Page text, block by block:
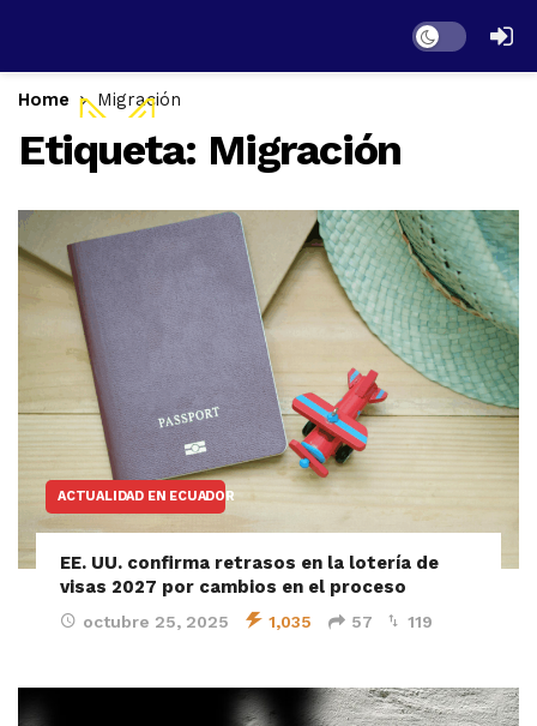
Dark mode
Home Migración
Etiqueta: Migración
ACTUALIDAD EN ECUADOR
EE. UU. confirma retrasos en la lotería de
visas 2027 por cambios en el proceso
octubre 25, 2025 1,035 57 119